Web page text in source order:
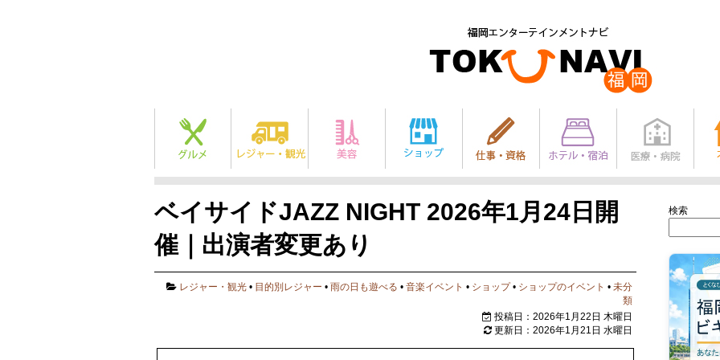
ベイサイドJAZZ NIGHT 2026年1月24日開
催｜出演者変更あり
レジャー・観光 • 目的別レジャー • 雨の日も遊べる • 音楽イベント • ショップ• ショップのイベント • 未分
類
投稿日：2026年1月22日 木曜日
更新日：2026年1月21日 水曜日
検索